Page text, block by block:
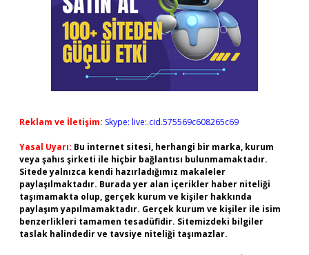
Reklam ve İletişim: Skype: live:.cid.575569c608265c69
Yasal Uyarı: Bu internet sitesi, herhangi bir marka, kurum
veya şahıs şirketi ile hiçbir bağlantısı bulunmamaktadır.
Sitede yalnızca kendi hazırladığımız makaleler
paylaşılmaktadır. Burada yer alan içerikler haber niteliği
taşımamakta olup, gerçek kurum ve kişiler hakkında
paylaşım yapılmamaktadır. Gerçek kurum ve kişiler ile isim
benzerlikleri tamamen tesadüfidir. Sitemizdeki bilgiler
taslak halindedir ve tavsiye niteliği taşımazlar.